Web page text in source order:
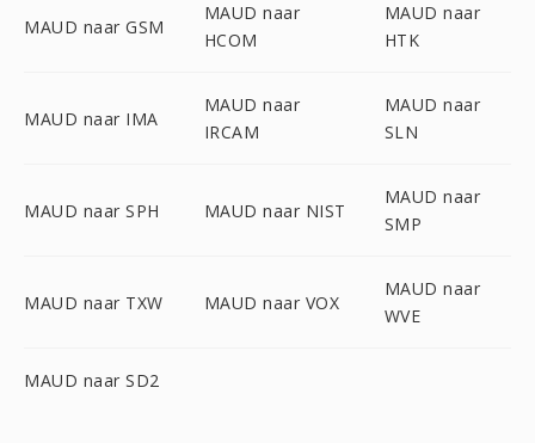
MAUD naar GSM
MAUD naar
HCOM
MAUD naar
HTK
MAUD naar IMA
MAUD naar
IRCAM
MAUD naar
SLN
MAUD naar SPH MAUD naar NIST
MAUD naar
SMP
MAUD naar TXW MAUD naar VOX
MAUD naar
WVE
MAUD naar SD2